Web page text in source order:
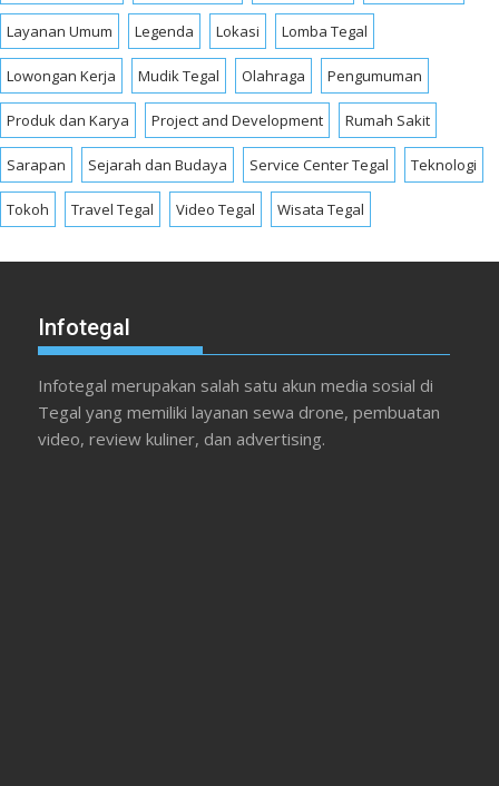
Layanan Umum Legenda Lokasi Lomba Tegal
Lowongan Kerja Mudik Tegal Olahraga Pengumuman
Produk dan Karya Project and Development Rumah Sakit
Sarapan Sejarah dan Budaya Service Center Tegal Teknologi
Tokoh Travel Tegal Video Tegal Wisata Tegal
Infotegal
Infotegal merupakan salah satu akun media sosial di
Tegal yang memiliki layanan sewa drone, pembuatan
video, review kuliner, dan advertising.